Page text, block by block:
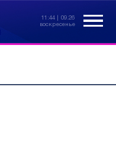
11:44 | 09.26
воскресенье